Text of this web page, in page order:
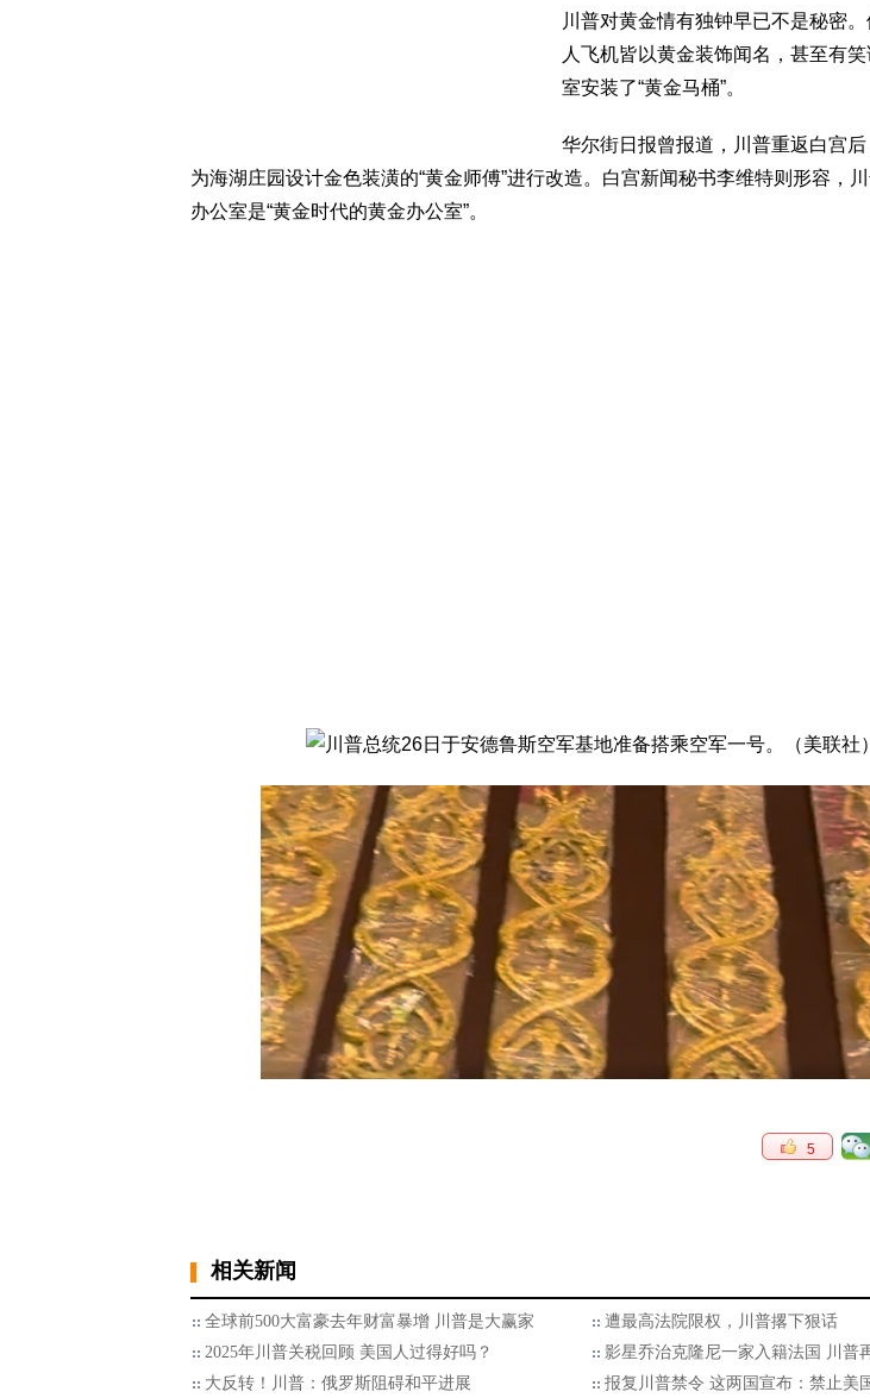
川普对黄金情有独钟早已不是秘密
人飞机皆以黄金装饰闻名，甚至有
室安装了“黄金马桶”。
华尔街日报曾报道，川普重返白宫
为海湖庄园设计金色装潢的“黄金师傅”进行改造。白宫新闻秘书李维特则形容，
办公室是“黄金时代的黄金办公室”。
5
相关新闻
全球前500大富豪去年财富暴增 川普是大赢家
遭最高法院限权，川普撂下狠话
2025年川普关税回顾 美国人过得好吗？
影星乔治克隆尼一家入籍法国 川普
大反转！川普：俄罗斯阻碍和平进展
报复川普禁令 这两国宣布：禁止美